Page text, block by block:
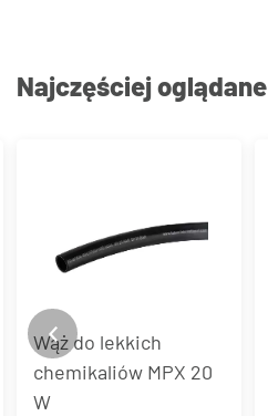
Najczęściej oglądane
Przedłużacz
pneumatyczny do
narzędzi